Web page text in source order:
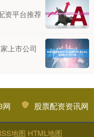
资平台推荐
上市公司
网 股票配资资讯网
地图 HTML地图